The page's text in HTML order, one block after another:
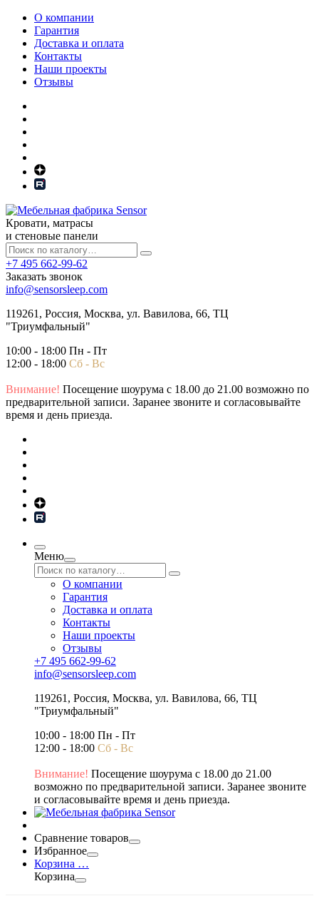
О компании
Гарантия
Доставка и оплата
Контакты
Наши проекты
Отзывы
Кровати, матрасы
и стеновые панели
+7 495 662-99-62
Заказать звонок
info@sensorsleep.com
119261, Россия, Москва, ул. Вавилова, 66, ТЦ
"Триумфальный"
10:00 - 18:00 Пн - Пт
12:00 - 18:00 Сб - Вс
Внимание! Посещение шоурума с 18.00 до 21.00 возможно по
предварительной записи. Заранее звоните и согласовывайте
время и день приезда.
Меню
О компании
Гарантия
Доставка и оплата
Контакты
Наши проекты
Отзывы
+7 495 662-99-62
info@sensorsleep.com
119261, Россия, Москва, ул. Вавилова, 66, ТЦ
"Триумфальный"
10:00 - 18:00 Пн - Пт
12:00 - 18:00 Сб - Вс
Внимание! Посещение шоурума с 18.00 до 21.00
возможно по предварительной записи. Заранее звоните
и согласовывайте время и день приезда.
Сравнение товаров
Избранное
Корзина …
Корзина